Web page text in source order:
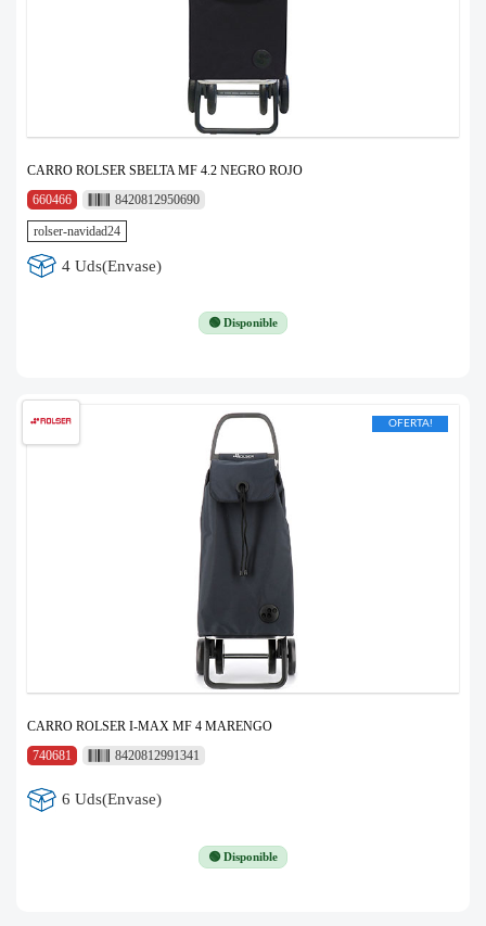
CARRO ROLSER SBELTA MF 4.2 NEGRO ROJO
660466
8420812950690
rolser-navidad24
4 Uds(Envase)
🟢 Disponible
OFERTA!
CARRO ROLSER I-MAX MF 4 MARENGO
740681
8420812991341
6 Uds(Envase)
🟢 Disponible